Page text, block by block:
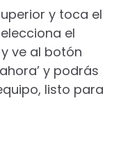
y toca el
el
ve al botón
y podrás
listo para